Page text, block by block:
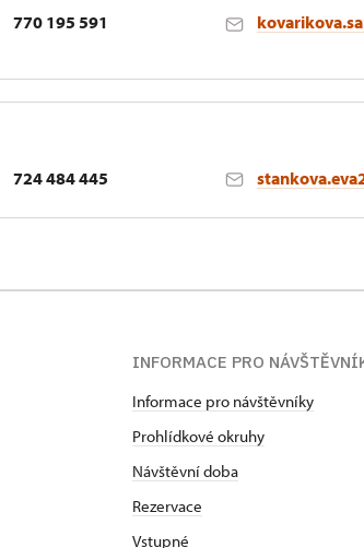
770 195 591
724 484 445
INFORMACE PRO
Informace pro návštěvníky
Prohlídkové okruhy
Návštěvní doba
Rezervace
Vstupné